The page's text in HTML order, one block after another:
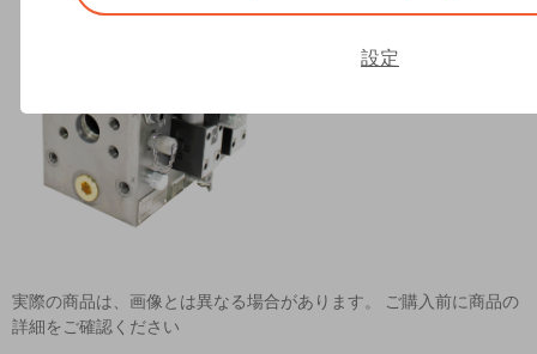
実際の商品は、画像とは異なる場合があります。 ご購入前に商品の
詳細をご確認ください
設定